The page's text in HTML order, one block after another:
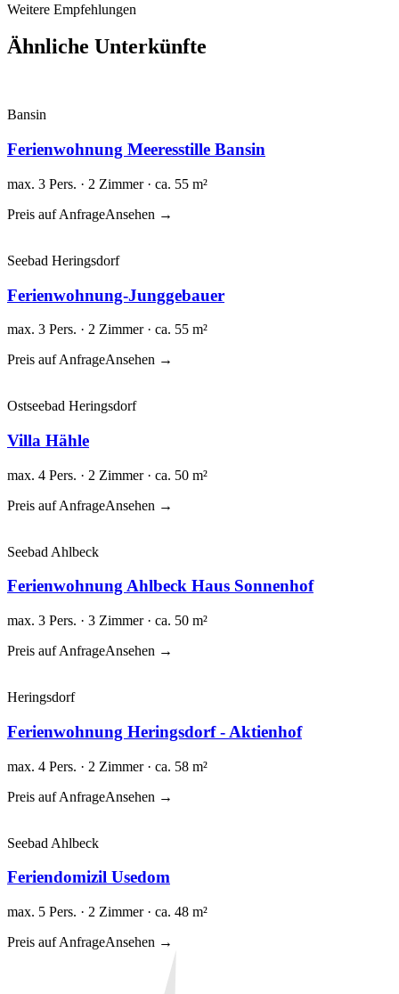
Weitere Empfehlungen
Ähnliche Unterkünfte
Bansin
Ferienwohnung Meeresstille Bansin
max. 3 Pers. · 2 Zimmer · ca. 55 m²
Preis auf AnfrageAnsehen →
Seebad Heringsdorf
Ferienwohnung-Junggebauer
max. 3 Pers. · 2 Zimmer · ca. 55 m²
Preis auf AnfrageAnsehen →
Ostseebad Heringsdorf
Villa Hähle
max. 4 Pers. · 2 Zimmer · ca. 50 m²
Preis auf AnfrageAnsehen →
Seebad Ahlbeck
Ferienwohnung Ahlbeck Haus Sonnenhof
max. 3 Pers. · 3 Zimmer · ca. 50 m²
Preis auf AnfrageAnsehen →
Heringsdorf
Ferienwohnung Heringsdorf - Aktienhof
max. 4 Pers. · 2 Zimmer · ca. 58 m²
Preis auf AnfrageAnsehen →
Seebad Ahlbeck
Feriendomizil Usedom
max. 5 Pers. · 2 Zimmer · ca. 48 m²
Preis auf AnfrageAnsehen →